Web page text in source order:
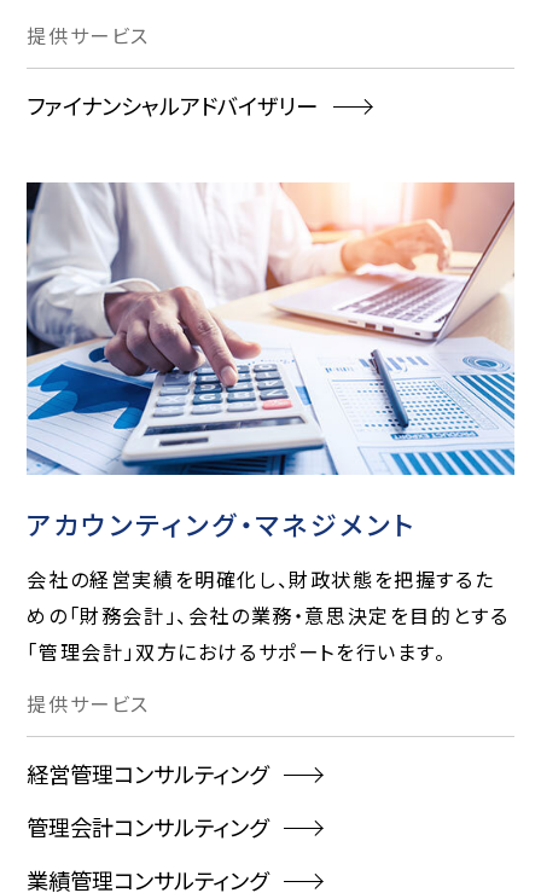
提供サービス
ファイナンシャルアドバイザリー
アカウンティング・マネジメント
会社の経営実績を明確化し、財政状態を把握するた
めの「財務会計」、会社の業務・意思決定を目的とする
「管理会計」双方におけるサポートを行います。
提供サービス
経営管理コンサルティング
管理会計コンサルティング
業績管理コンサルティング